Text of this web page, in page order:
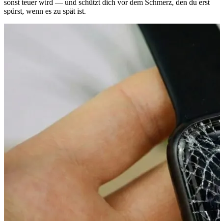
sonst teuer wird — und schützt dich vor dem Schmerz, den du erst
spürst, wenn es zu spät ist.